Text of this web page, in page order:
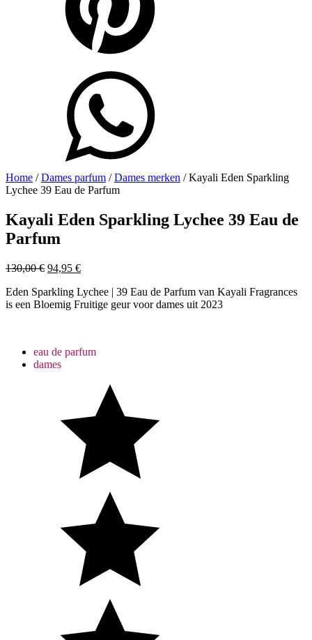
Home /Dames parfum /Dames merken / Kayali Eden Sparkling
Lychee 39 Eau de Parfum
Kayali Eden Sparkling Lychee 39 Eau de
Parfum
130,00€ Oorspronkelijke
was:
130,00 €.
94,95 €Huidige
is:
94,95 €.
Eden Sparkling Lychee | 39 Eau de Parfum van Kayali Fragrances
is een Bloemig Fruitige geur voor dames uit 2023
eau de parfum
dames